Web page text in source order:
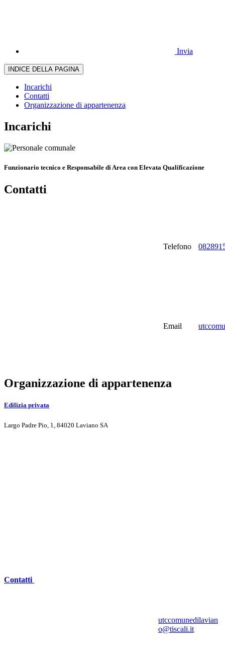
Invia
INDICE DELLA PAGINA
Incarichi
Contatti
Organizzazione di appartenenza
Incarichi
Funzionario tecnico e Responsabile di Area con Elevata Qualificazione
Contatti
Telefono
Email
Organizzazione di appartenenza
Edilizia privata
Largo Padre Pio, 1, 84020 Laviano SA
Contatti
utccomunedilavian
o@tiscali.it